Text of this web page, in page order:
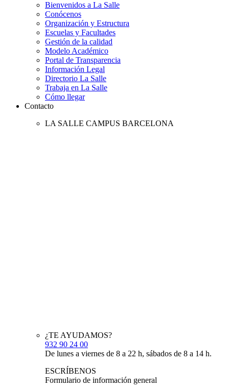
Bienvenidos a La Salle
Conócenos
Organización y Estructura
Escuelas y Facultades
Gestión de la calidad
Modelo Académico
Portal de Transparencia
Información Legal
Directorio La Salle
Trabaja en La Salle
Cómo llegar
Contacto
LA SALLE CAMPUS BARCELONA
¿TE AYUDAMOS?
932 90 24 00
De lunes a viernes de 8 a 22 h, sábados de 8 a 14 h.
ESCRÍBENOS
Formulario de información general